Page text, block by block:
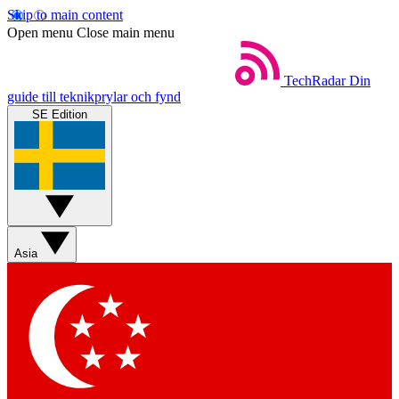
Skip to main content
Open menu Close main menu
TechRadar Din
guide till teknikprylar och fynd
SE Edition
Asia